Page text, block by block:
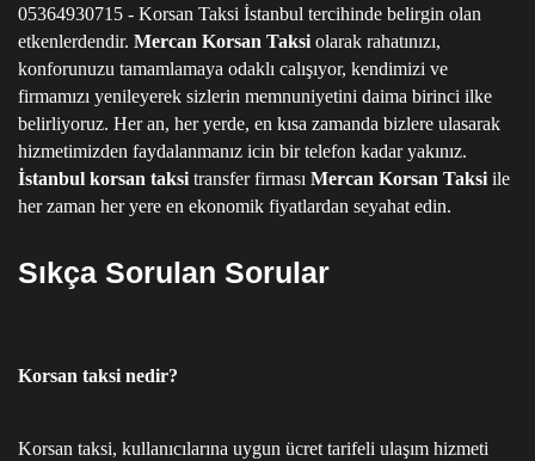
05364930715 - Korsan Taksi İstanbul tercihinde belirgin olan
etkenlerdendir. Mercan Korsan Taksi olarak rahatınızı,
konforunuzu tamamlamaya odaklı calışıyor, kendimizi ve
firmamızı yenileyerek sizlerin memnuniyetini daima birinci ilke
belirliyoruz. Her an, her yerde, en kısa zamanda bizlere ulasarak
hizmetimizden faydalanmanız icin bir telefon kadar yakınız.
İstanbul korsan taksi transfer firması Mercan Korsan Taksi ile
her zaman her yere en ekonomik fiyatlardan seyahat edin.
Sıkça Sorulan Sorular
Korsan taksi nedir?
Korsan taksi, kullanıcılarına uygun ücret tarifeli ulaşım hizmeti